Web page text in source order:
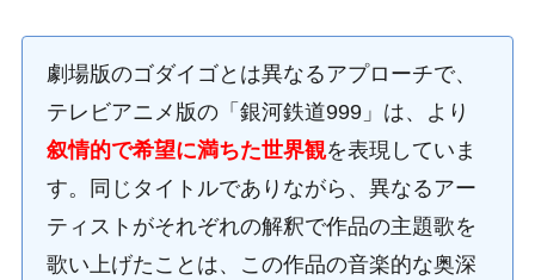
劇場版のゴダイゴとは異なるアプローチで、
テレビアニメ版の「銀河鉄道999」は、より
叙情的で希望に満ちた世界観を表現していま
す。同じタイトルでありながら、異なるアー
ティストがそれぞれの解釈で作品の主題歌を
歌い上げたことは、この作品の音楽的な奥深